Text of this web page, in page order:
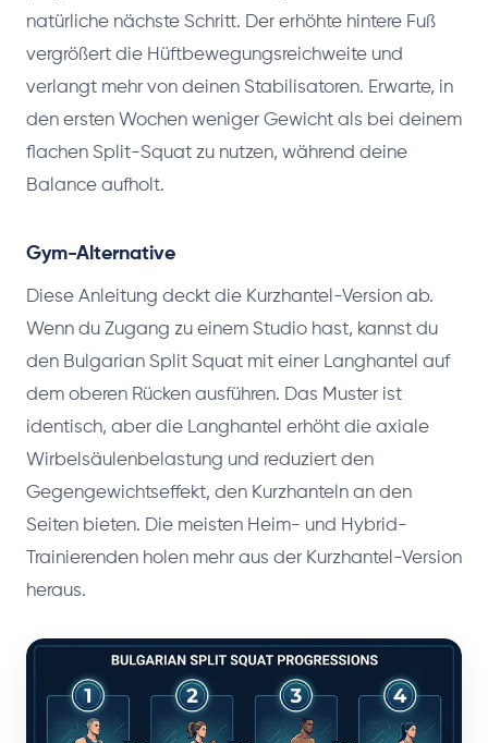
natürliche nächste Schritt. Der erhöhte hintere Fuß
vergrößert die Hüftbewegungsreichweite und
verlangt mehr von deinen Stabilisatoren. Erwarte, in
den ersten Wochen weniger Gewicht als bei deinem
flachen Split-Squat zu nutzen, während deine
Balance aufholt.
Gym-Alternative
Diese Anleitung deckt die Kurzhantel-Version ab.
Wenn du Zugang zu einem Studio hast, kannst du
den Bulgarian Split Squat mit einer Langhantel auf
dem oberen Rücken ausführen. Das Muster ist
identisch, aber die Langhantel erhöht die axiale
Wirbelsäulenbelastung und reduziert den
Gegengewichtseffekt, den Kurzhanteln an den
Seiten bieten. Die meisten Heim- und Hybrid-
Trainierenden holen mehr aus der Kurzhantel-Version
heraus.